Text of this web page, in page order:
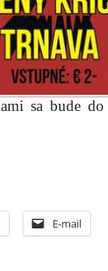
sa bude
E-mail